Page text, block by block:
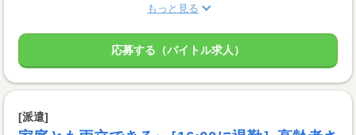
もっと見る
応募する（バイトル求人）
[派遣]